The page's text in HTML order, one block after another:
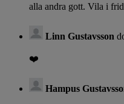
alla andra gott. Vila i
Linn Gustavsson
❤️
Hampus